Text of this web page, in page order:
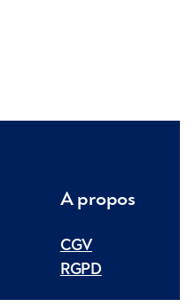
A propos
CGV
RGPD